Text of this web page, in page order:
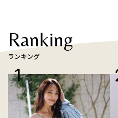
Ranking
ランキング